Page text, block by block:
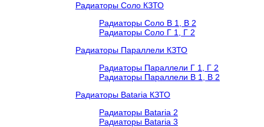
Радиаторы Соло КЗТО
Радиаторы Соло В 1, В 2
Радиаторы Соло Г 1, Г 2
Радиаторы Параллели КЗТО
Радиаторы Параллели Г 1, Г 2
Радиаторы Параллели В 1, В 2
Радиаторы Bataria КЗТО
Радиаторы Bataria 2
Радиаторы Bataria 3